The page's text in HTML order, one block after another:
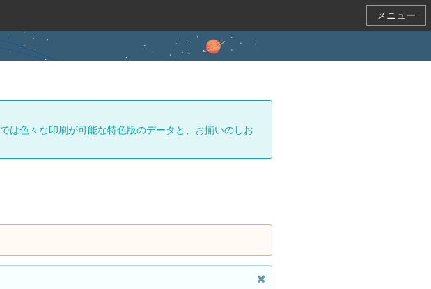
メニュー
では色々な印刷が可能な特色版のデータと、お揃いのしお